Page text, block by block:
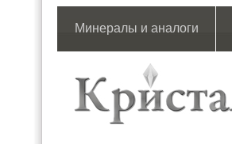
Минералы и аналоги